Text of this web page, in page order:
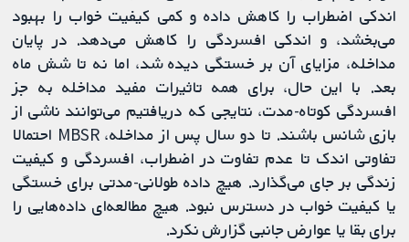
اندکی اضطراب را کاهش داده و کمی کیفیت خواب را بهبود
می‌بخشد، و اندکی افسردگی را کاهش می‌دهد. در پایان
مداخله، مزایای آن بر خستگی دیده شد، اما نه تا شش ماه
بعد. با این حال، برای همه تاثیرات مفید مداخله به جز
افسردگی کوتاه-مدت، نتایجی که دریافتیم می‌توانند ناشی از
بازی شانس باشند. تا دو سال پس از مداخله، MBSR احتمالا
تفاوتی اندک تا عدم تفاوت در اضطراب، افسردگی و کیفیت
زندگی بر جای می‌گذارد. هیچ داده طولانی-مدتی برای خستگی
یا کیفیت خواب در دسترس نبود. هیچ مطالعه‌ای داده‌هایی را
برای بقا یا عوارض جانبی گزارش نکرد.